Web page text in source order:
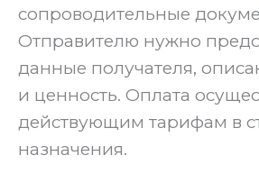
сопроводительные
Отправителю нужно
данные получателя,
и ценность. Оплата
действующим тарифам в
назначения.